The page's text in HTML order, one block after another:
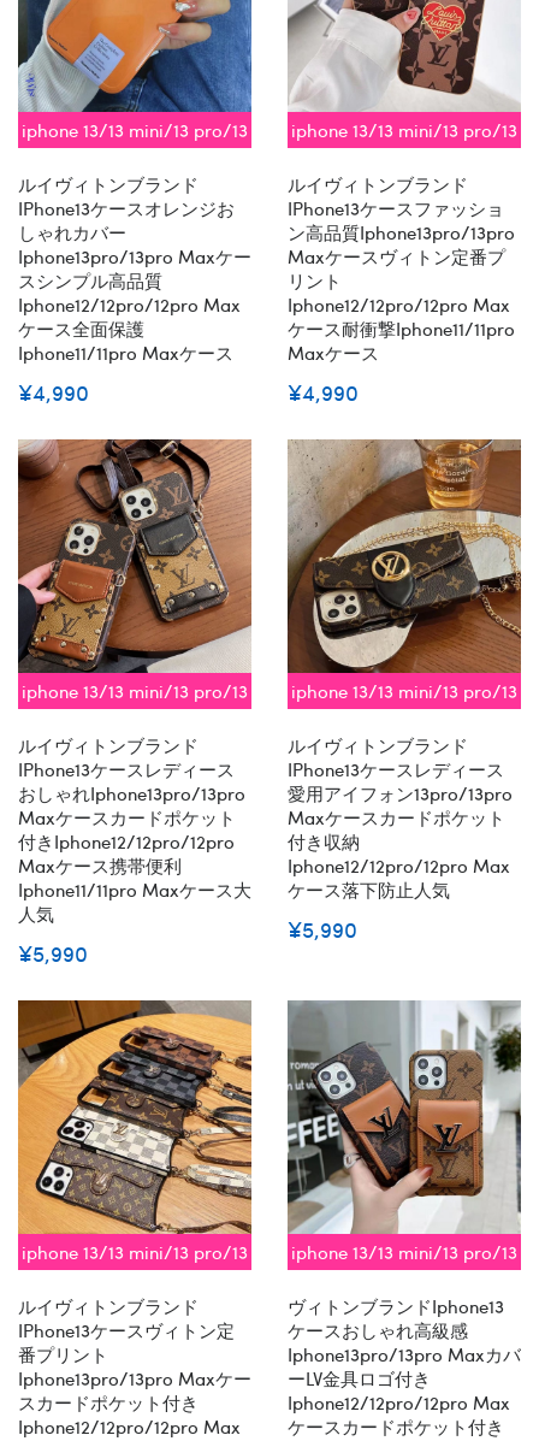
iphone 13/13 mini/13 pro/13
ルイヴィトンブランド
IPhone13ケースオレンジお
しゃれカバー
Iphone13pro/13pro Maxケー
スシンプル高品質
Iphone12/12pro/12pro Max
ケース全面保護
Iphone11/11pro Maxケース
¥4,990
iphone 13/13 mini/13 pro/13
ルイヴィトンブランド
IPhone13ケースファッショ
ン高品質iphone13pro/13pro
Maxケースヴィトン定番プ
リント
Iphone12/12pro/12pro Max
ケース耐衝撃iphone11/11pro
Maxケース
¥4,990
iphone 13/13 mini/13 pro/13
ルイヴィトンブランド
IPhone13ケースレディース
おしゃれiphone13pro/13pro
Maxケースカードポケット
付きiphone12/12pro/12pro
Maxケース携帯便利
Iphone11/11pro Maxケース大
人気
¥5,990
iphone 13/13 mini/13 pro/13
ルイヴィトンブランド
IPhone13ケースレディース
愛用アイフォン13pro/13pro
Maxケースカードポケット
付き収納
Iphone12/12pro/12pro Max
ケース落下防止人気
¥5,990
iphone 13/13 mini/13 pro/13
ルイヴィトンブランド
IPhone13ケースヴィトン定
番プリント
Iphone13pro/13pro Maxケー
スカードポケット付き
Iphone12/12pro/12pro Max
iphone 13/13 mini/13 pro/13
ヴィトンブランドiphone13
ケースおしゃれ高級感
Iphone13pro/13pro Maxカバ
ーLV金具ロゴ付き
Iphone12/12pro/12pro Max
ケースカードポケット付き